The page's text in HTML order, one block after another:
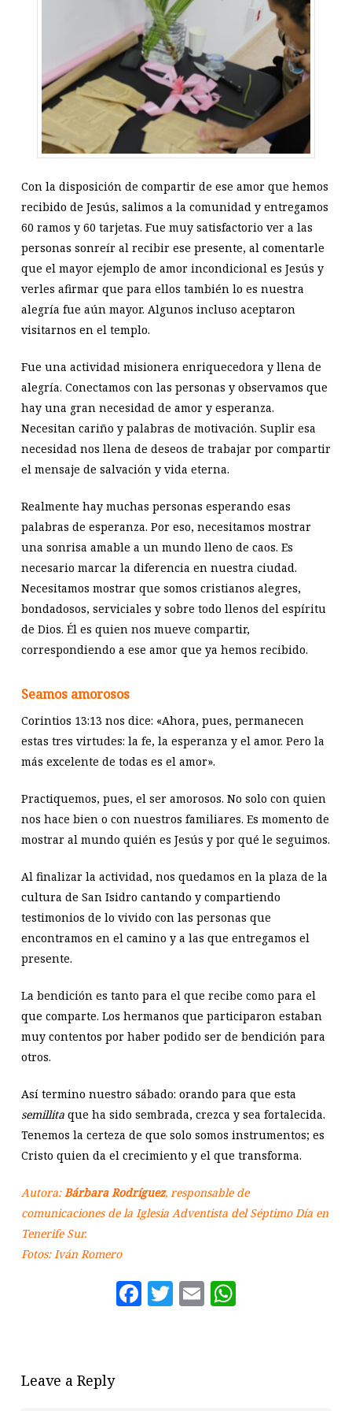
Con la disposición de compartir de ese amor que hemos
recibido de Jesús, salimos a la comunidad y entregamos
60 ramos y 60 tarjetas. Fue muy satisfactorio ver a las
personas sonreír al recibir ese presente, al comentarle
que el mayor ejemplo de amor incondicional es Jesús y
verles afirmar que para ellos también lo es nuestra
alegría fue aún mayor. Algunos incluso aceptaron
visitarnos en el templo.
Fue una actividad misionera enriquecedora y llena de
alegría. Conectamos con las personas y observamos que
hay una gran necesidad de amor y esperanza.
Necesitan cariño y palabras de motivación. Suplir esa
necesidad nos llena de deseos de trabajar por compartir
el mensaje de salvación y vida eterna.
Realmente hay muchas personas esperando esas
palabras de esperanza. Por eso, necesitamos mostrar
una sonrisa amable a un mundo lleno de caos. Es
necesario marcar la diferencia en nuestra ciudad.
Necesitamos mostrar que somos cristianos alegres,
bondadosos, serviciales y sobre todo llenos del espíritu
de Dios. Él es quien nos mueve compartir,
correspondiendo a ese amor que ya hemos recibido.
Seamos amorosos
Corintios 13:13 nos dice: «Ahora, pues, permanecen
estas tres virtudes: la fe, la esperanza y el amor. Pero la
más excelente de todas es el amor».
Practiquemos, pues, el ser amorosos. No solo con quien
nos hace bien o con nuestros familiares. Es momento de
mostrar al mundo quién es Jesús y por qué le seguimos.
Al finalizar la actividad, nos quedamos en la plaza de la
cultura de San Isidro cantando y compartiendo
testimonios de lo vivido con las personas que
encontramos en el camino y a las que entregamos el
presente.
La bendición es tanto para el que recibe como para el
que comparte. Los hermanos que participaron estaban
muy contentos por haber podido ser de bendición para
otros.
Así termino nuestro sábado: orando para que esta
semillitaque ha sido sembrada, crezca y sea fortalecida.
Tenemos la certeza de que solo somos instrumentos; es
Cristo quien da el crecimiento y el que transforma.
Autora: Bárbara Rodríguez, responsable de
comunicaciones de la Iglesia Adventista del Séptimo Día en
Tenerife Sur.
Fotos: Iván Romero
Facebook
Twitter
Email
Leave a Reply